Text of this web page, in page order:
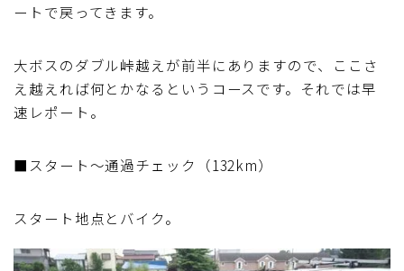
ートで戻ってきます。
大ボスのダブル峠越えが前半にありますので、ここさ
え越えれば何とかなるというコースです。それでは早
速レポート。
■スタート～通過チェック（132km）
スタート地点とバイク。